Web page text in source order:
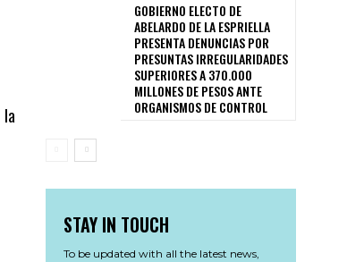
la
GOBIERNO ELECTO DE
ABELARDO DE LA ESPRIELLA
PRESENTA DENUNCIAS POR
PRESUNTAS IRREGULARIDADES
SUPERIORES A 370.000
MILLONES DE PESOS ANTE
ORGANISMOS DE CONTROL
STAY IN TOUCH
To be updated with all the latest news,